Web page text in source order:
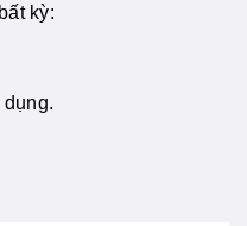
kỳ: